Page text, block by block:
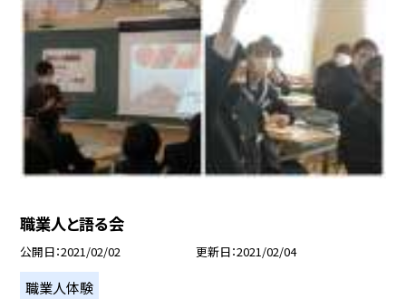
職業人と語る会
公開日 2021/02/02 更新日 2021/02/04
職業人体験